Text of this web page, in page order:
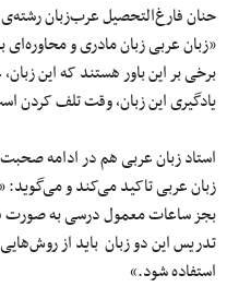
حنان فارغ‌التحصیل عرب‌زبان
«زبان عربی زبان مادری و
برخی بر این باور هستند که این
یادگیری این زبان، وقت تلف کردن
استاد زبان عربی هم در ادامه
زبان عربی تاکید می‌کند و می‌گوید:
بجز ساعات معمول درسی به صورت
تدریس این دو زبان باید از
استفاده شود.»